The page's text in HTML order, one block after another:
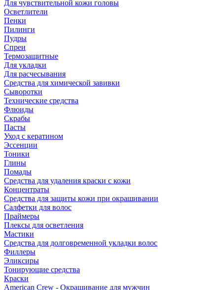
Для чувствительной кожи головы
Осветлители
Пенки
Пилинги
Пудры
Спреи
Термозащитные
Для укладки
Для расчесывания
Средства для химической завивки
Сыворотки
Технические средства
Флюиды
Скрабы
Пасты
Уход с кератином
Эссенции
Тоники
Глины
Помады
Средства для удаления краски с кожи
Концентраты
Средства для защиты кожи при окрашивании
Салфетки для волос
Праймеры
Плексы для осветления
Мастики
Средства для долговременной укладки волос
Филлеры
Эликсиры
Тонирующие средства
Краски
American Crew - Окрашивание для мужчин